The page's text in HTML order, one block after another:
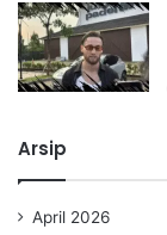
Arsip
April 2026